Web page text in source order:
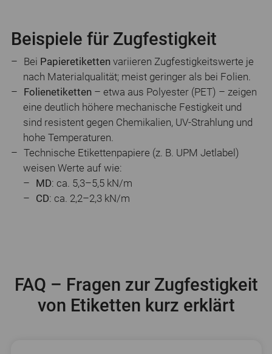
Beispiele für Zugfestigkeit
Bei Papieretikettenvariieren Zugfestigkeitswerte je
nach Materialqualität; meist geringer als bei Folien.
Folienetiketten– etwa aus Polyester (PET) – zeigen
eine deutlich höhere mechanische Festigkeit und
sind resistent gegen Chemikalien, UV-Strahlung und
hohe Temperaturen.
Technische Etikettenpapiere (z. B. UPM Jetlabel)
weisen Werte auf wie:
MD: ca. 5,3–5,5 kN/m
CD: ca. 2,2–2,3 kN/m
FAQ – Fragen zur Zugfestigkeit
von Etiketten kurz erklärt